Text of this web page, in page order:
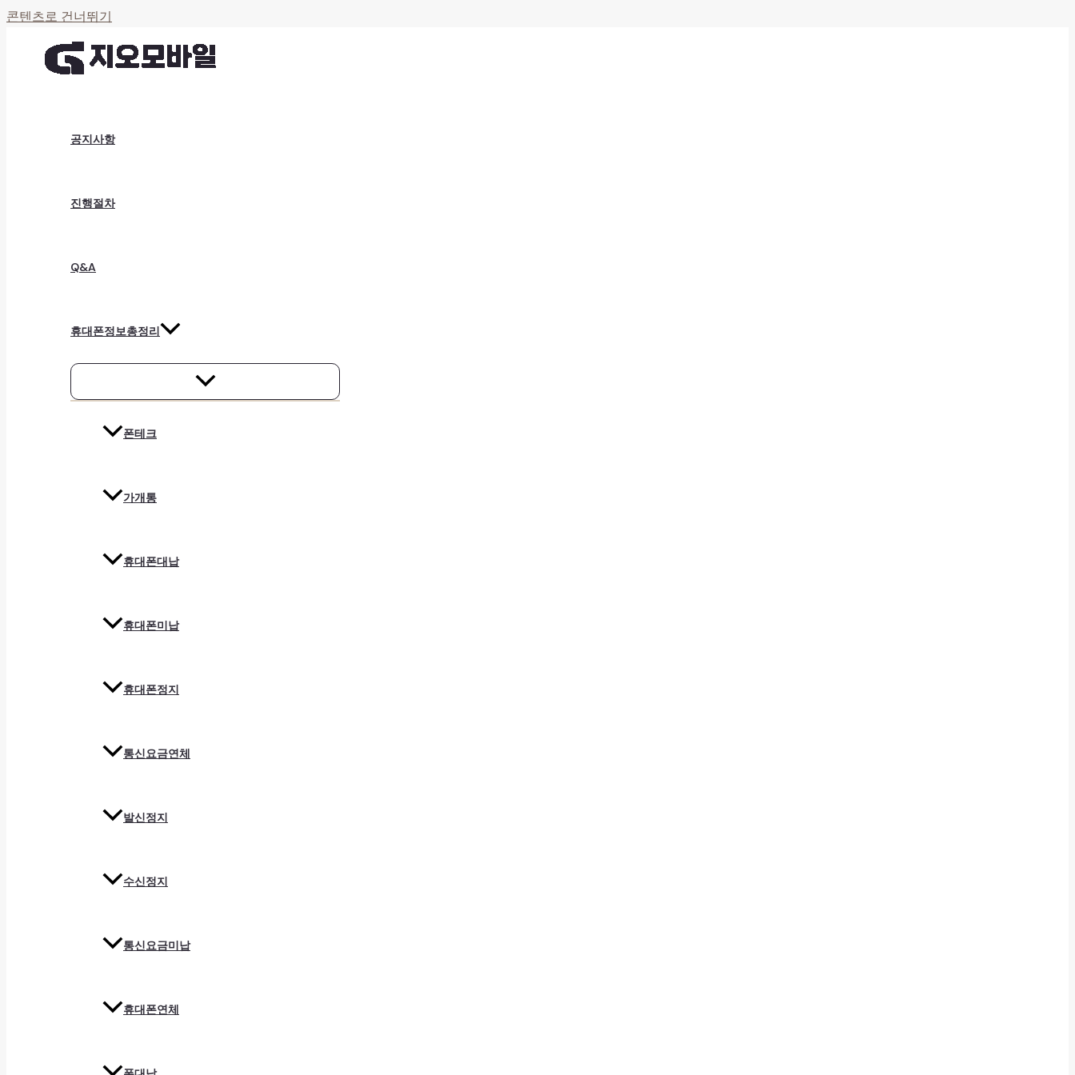
콘텐츠로 건너뛰기
공지사항
진행절차
Q&A
휴대폰정보총정리
폰테크
가개통
휴대폰대납
휴대폰미납
휴대폰정지
통신요금연체
발신정지
수신정지
통신요금미납
휴대폰연체